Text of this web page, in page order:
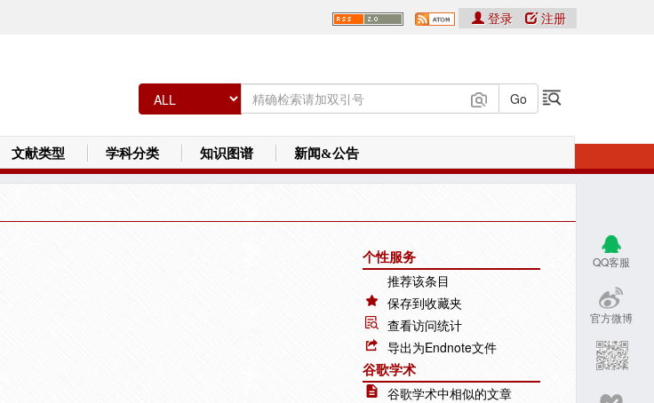
登录 注册
文献类型 学科分类 知识图谱 新闻&公告
QQ客服
官方微博
个性服务
推荐该条目
保存到收藏夹
查看访问统计
导出为Endnote文件
谷歌学术
谷歌学术中相似的文章